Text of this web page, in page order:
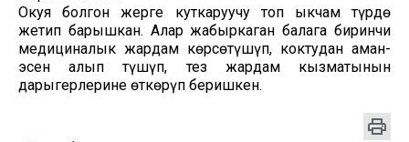
Окуя болгон жерге куткаруучу топ ыкчам түрдө
жетип барышкан. Алар жабыркаган балага биринчи
медициналык жардам көрсөтүшүп, коктудан аман-
эсен алып түшүп, тез жардам кызматынын
дарыгерлерине өткөрүп беришкен.